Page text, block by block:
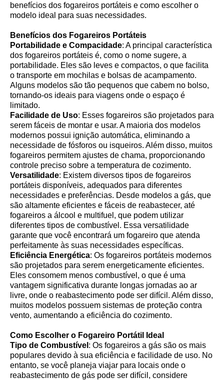
benefícios dos fogareiros portáteis e como escolher o
modelo ideal para suas necessidades.
Benefícios dos Fogareiros Portáteis
Portabilidade e Compacidade: A principal característica
dos fogareiros portáteis é, como o nome sugere, a
portabilidade. Eles são leves e compactos, o que facilita
o transporte em mochilas e bolsas de acampamento.
Alguns modelos são tão pequenos que cabem no bolso,
tornando-os ideais para viagens onde o espaço é
limitado.
Facilidade de Uso: Esses fogareiros são projetados para
serem fáceis de montar e usar. A maioria dos modelos
modernos possui ignição automática, eliminando a
necessidade de fósforos ou isqueiros. Além disso, muitos
fogareiros permitem ajustes de chama, proporcionando
controle preciso sobre a temperatura de cozimento.
Versatilidade: Existem diversos tipos de fogareiros
portáteis disponíveis, adequados para diferentes
necessidades e preferências. Desde modelos a gás, que
são altamente eficientes e fáceis de reabastecer, até
fogareiros a álcool e multifuel, que podem utilizar
diferentes tipos de combustível. Essa versatilidade
garante que você encontrará um fogareiro que atenda
perfeitamente às suas necessidades específicas.
Eficiência Energética: Os fogareiros portáteis modernos
são projetados para serem energeticamente eficientes.
Eles consomem menos combustível, o que é uma
vantagem significativa durante longas jornadas ao ar
livre, onde o reabastecimento pode ser difícil. Além disso,
muitos modelos possuem sistemas de proteção contra
vento, aumentando a eficiência do cozimento.
Como Escolher o Fogareiro Portátil Ideal
Tipo de Combustível : Os fogareiros a gás são os mais
populares devido à sua eficiência e facilidade de uso. No
entanto, se você planeja viajar para locais onde o
reabastecimento de gás pode ser difícil, considere